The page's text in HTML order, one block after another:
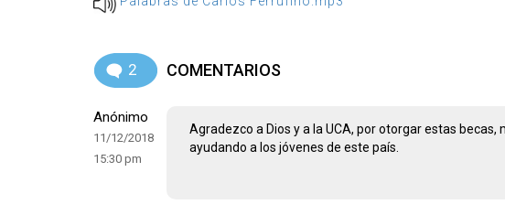
2 COMENTARIOS
Anónimo
11/12/2018
15:30 pm
Agradezco a Dios y a la UCA, por otorgar estas
ayudando a los jóvenes de este país.